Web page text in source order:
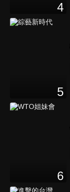
4
5
6